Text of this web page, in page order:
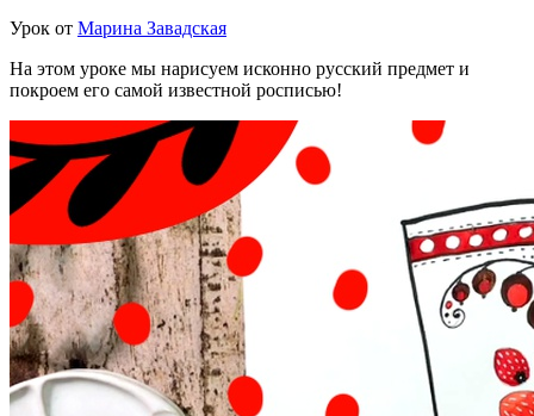
Урок от Марина Завадская
На этом уроке мы нарисуем исконно русский предмет и
покроем его самой известной росписью!